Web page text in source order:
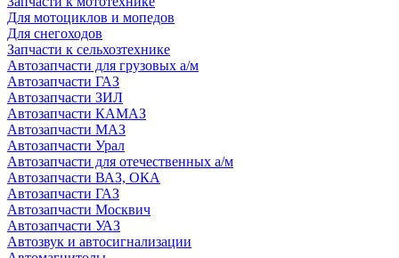
Для мотоциклов и мопедов
Для снегоходов
Запчасти к сельхозтехнике
Автозапчасти для грузовых а/м
Автозапчасти ГАЗ
Автозапчасти ЗИЛ
Автозапчасти КАМАЗ
Автозапчасти МАЗ
Автозапчасти Урал
Автозапчасти для отечественных а/м
Автозапчасти ВАЗ, ОКА
Автозапчасти ГАЗ
Автозапчасти Москвич
Автозапчасти УАЗ
Автозвук и автосигнализации